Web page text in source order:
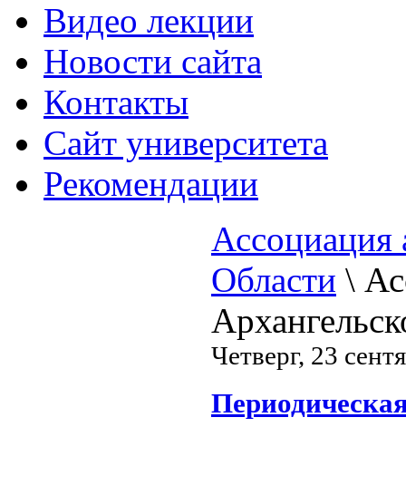
Видео лекции
Новости сайта
Контакты
Cайт университета
Рекомендации
Ассоциация
Области \
Четверг, 23